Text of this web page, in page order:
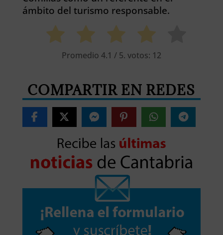
ámbito del turismo responsable.
Promedio 4.1 / 5. votos: 12
COMPARTIR EN REDES